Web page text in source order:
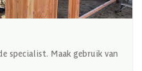
specialist. Maak gebruik van